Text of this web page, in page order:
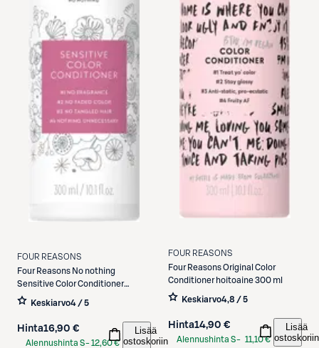
FOUR REASONS
Four Reasons No nothing
Sensitive Color Conditioner
hoitoaine 300 ml
Keskiarvo4 / 5
Hinta16,90 €
Alennushinta S-12,60 €
Lisää
ostoskoriin
FOUR REASONS
Four ReasonsOriginal Color
Conditioner hoitoaine 300 ml
Keskiarvo4,8 / 5
Hinta14,90 €
Alennushinta S- 11,10 €
Lisää
ostoskoriin